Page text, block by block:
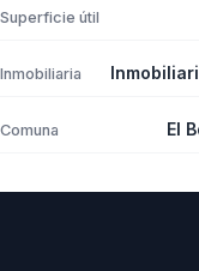
Superficie útil
Inmobiliaria
Comuna El